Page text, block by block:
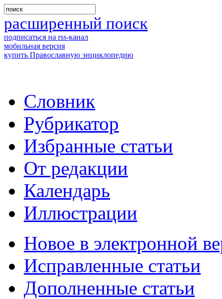
расширенный поиск
подписаться на rss-канал
мобильная версия
купить Православную энциклопедию
Словник
Рубрикатор
Избранные статьи
От редакции
Календарь
Иллюстрации
Новое в электронной
Исправленные статьи
Дополненные статьи